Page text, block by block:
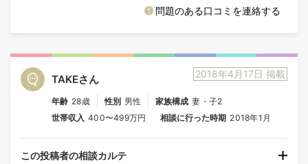
問題のある口コミを連絡する
2018年4月17日 掲載
TAKEさん
年齢 28歳 性別 男性 家族構成 妻・子2
世帯収入 400〜499万円 相談に行った時期 2018年1月
この投稿者の相談カルテ